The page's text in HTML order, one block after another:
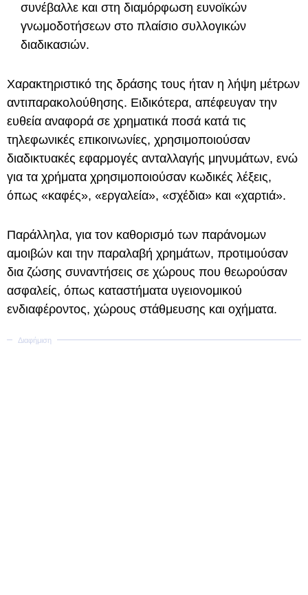
συνέβαλλε και στη διαμόρφωση ευνοϊκών
γνωμοδοτήσεων στο πλαίσιο συλλογικών
διαδικασιών.
Χαρακτηριστικό της δράσης τους ήταν η λήψη μέτρων
αντιπαρακολούθησης. Ειδικότερα, απέφευγαν την
ευθεία αναφορά σε χρηματικά ποσά κατά τις
τηλεφωνικές επικοινωνίες, χρησιμοποιούσαν
διαδικτυακές εφαρμογές ανταλλαγής μηνυμάτων, ενώ
για τα χρήματα χρησιμοποιούσαν κωδικές λέξεις,
όπως «καφές», «εργαλεία», «σχέδια» και «χαρτιά».
Παράλληλα, για τον καθορισμό των παράνομων
αμοιβών και την παραλαβή χρημάτων, προτιμούσαν
δια ζώσης συναντήσεις σε χώρους που θεωρούσαν
ασφαλείς, όπως καταστήματα υγειονομικού
ενδιαφέροντος, χώρους στάθμευσης και οχήματα.